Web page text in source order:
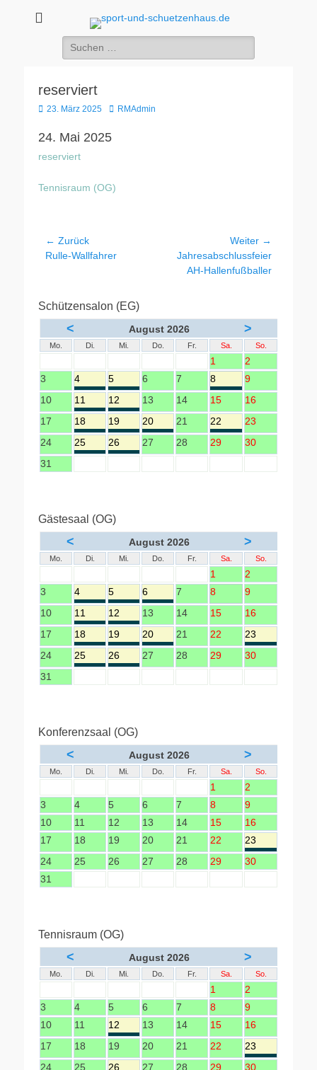
sport-und-
Sport- und Schützenhaus GbR
Suche
nach:
reserviert
Veröffentlicht
23. März 2025 AutorRMAdmin
24. Mai 2025
reserviert
Tennisraum (OG)
Beitragsnavigation
← Zurück
Vorheriger
Rulle-Wallfahrer
Weiter →
Nächster
Beitrag:
Jahresabschlussfeier
AH-Hallenfußballer
Schützensalon (EG)
< August 2026 >
Mo. Di. Mi. Do. Fr. Sa. So.
1
2
3
4 5 6 7 8
9
10
11 12 13 14 15
16
17
18 19 20 21 22
23
24
25 26 27 28 29
30
31
Gästesaal (OG)
< August 2026 >
Mo. Di. Mi. Do. Fr. Sa. So.
1
2
3
4 5 6 7 8
9
10
11 12 13 14 15
16
17
18 19 20 21 22
23
24
25 26 27 28 29
30
31
Konferenzsaal (OG)
< August 2026 >
Mo. Di. Mi. Do. Fr. Sa. So.
1
2
3
4 5 6 7 8
9
10
11 12 13 14 15
16
17
18 19 20 21 22
23
24
25 26 27 28 29
30
31
Tennisraum (OG)
< August 2026 >
Mo. Di. Mi. Do. Fr. Sa. So.
1
2
3
4 5 6 7 8
9
10
11 12 13 14 15
16
17
18 19 20 21 22
23
24
25 26 27 28 29
30